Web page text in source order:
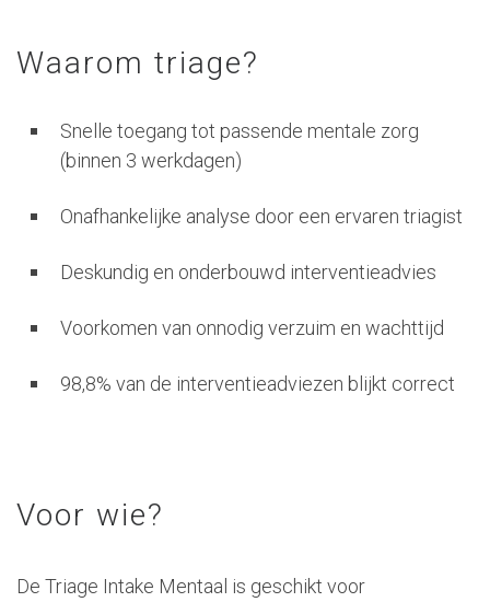
Waarom triage?
Snelle toegang tot passende mentale zorg
(binnen 3 werkdagen)
Onafhankelijke analyse door een ervaren triagist
Deskundig en onderbouwd interventieadvies
Voorkomen van onnodig verzuim en wachttijd
98,8% van de interventieadviezen blijkt correct
Voor wie?
De Triage Intake Mentaal is geschikt voor